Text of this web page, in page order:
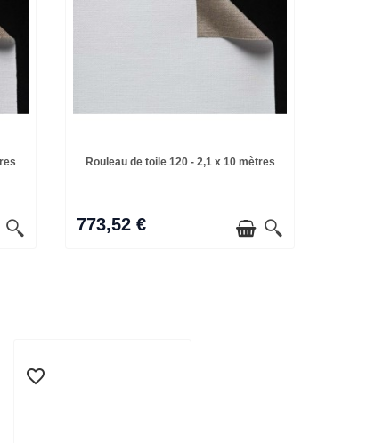
Rouleau de toile 120 - 2,1 x 10 mètres
773,52 €
favorite_border